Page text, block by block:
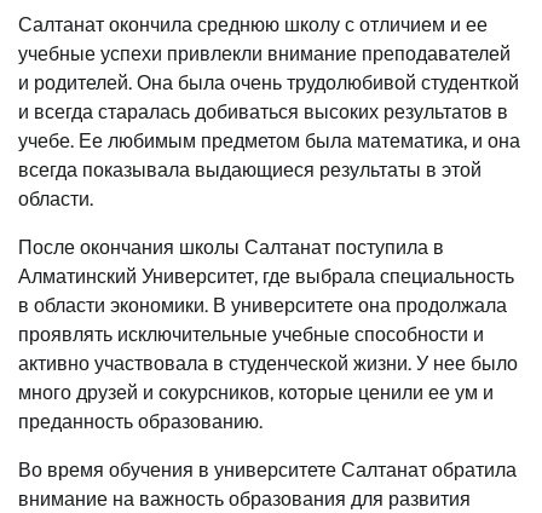
Салтанат окончила среднюю школу с отличием и ее
учебные успехи привлекли внимание преподавателей
и родителей. Она была очень трудолюбивой студенткой
и всегда старалась добиваться высоких результатов в
учебе. Ее любимым предметом была математика, и она
всегда показывала выдающиеся результаты в этой
области.
После окончания школы Салтанат поступила в
Алматинский Университет, где выбрала специальность
в области экономики. В университете она продолжала
проявлять исключительные учебные способности и
активно участвовала в студенческой жизни. У нее было
много друзей и сокурсников, которые ценили ее ум и
преданность образованию.
Во время обучения в университете Салтанат обратила
внимание на важность образования для развития